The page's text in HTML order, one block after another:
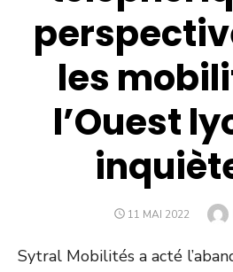
les
l’Ouest
POSTED
11 MAI 2022
Sytral Mobilités a acté